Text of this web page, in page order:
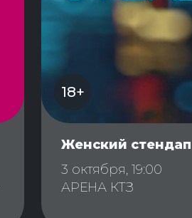
18+
Женский стендап
3 октября, 19:00
АРЕНА КТЗ